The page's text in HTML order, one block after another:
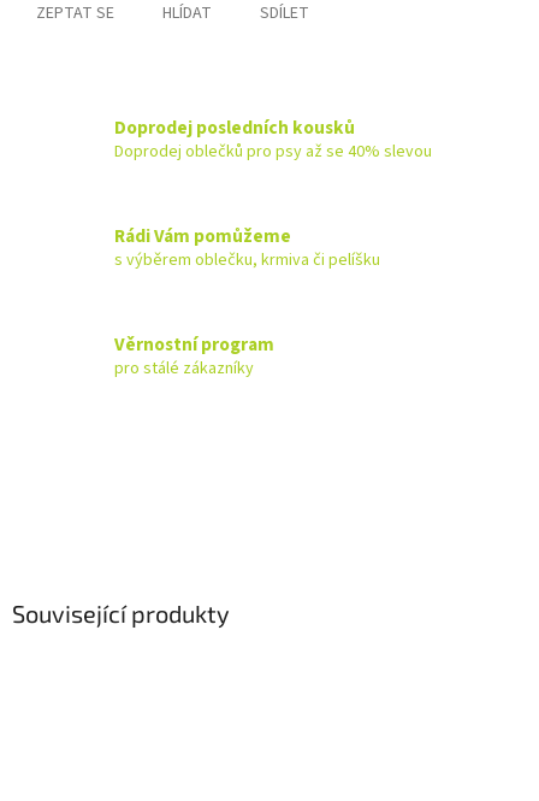
ZEPTAT SE HLÍDAT SDÍLET
Doprodej posledních kousků
Doprodej oblečků pro psy až se 40% slevou
Rádi Vám pomůžeme
s výběrem oblečku, krmiva či pelíšku
Věrnostní program
pro stálé zákazníky
Související produkty